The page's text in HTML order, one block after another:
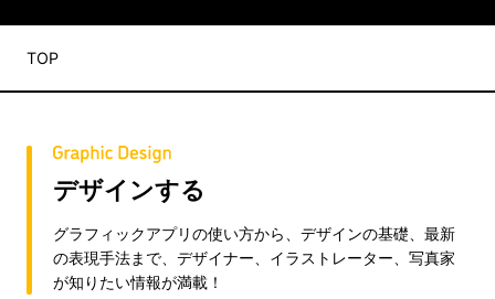
TOP
デザインする
グラフィックアプリの使い方から、デザインの基礎、最新
の表現手法まで、デザイナー、イラストレーター、写真家
が知りたい情報が満載！